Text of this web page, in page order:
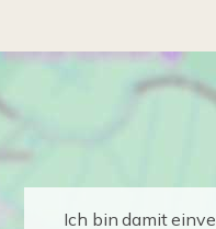
Ich bin damit